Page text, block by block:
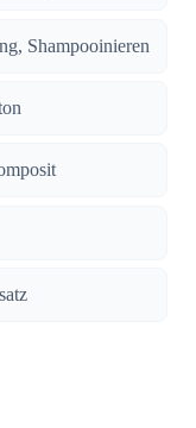
Shampooinieren